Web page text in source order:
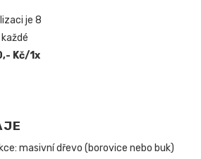
je 8
Kč/1x
masivní dřevo (borovice nebo buk)